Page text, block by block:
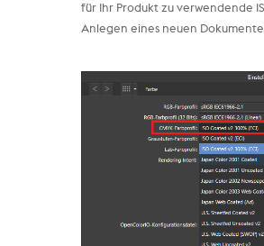
für Ihr Produkt zu verwendende
Anlegen eines neuen